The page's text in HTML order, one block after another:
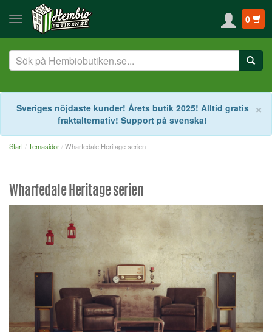
0
×
Sveriges nöjdaste kunder! Årets butik 2025! Alltid gratis
fraktalternativ! Support på svenska!
Start Temasidor Wharfedale Heritage serien
Wharfedale Heritage serien